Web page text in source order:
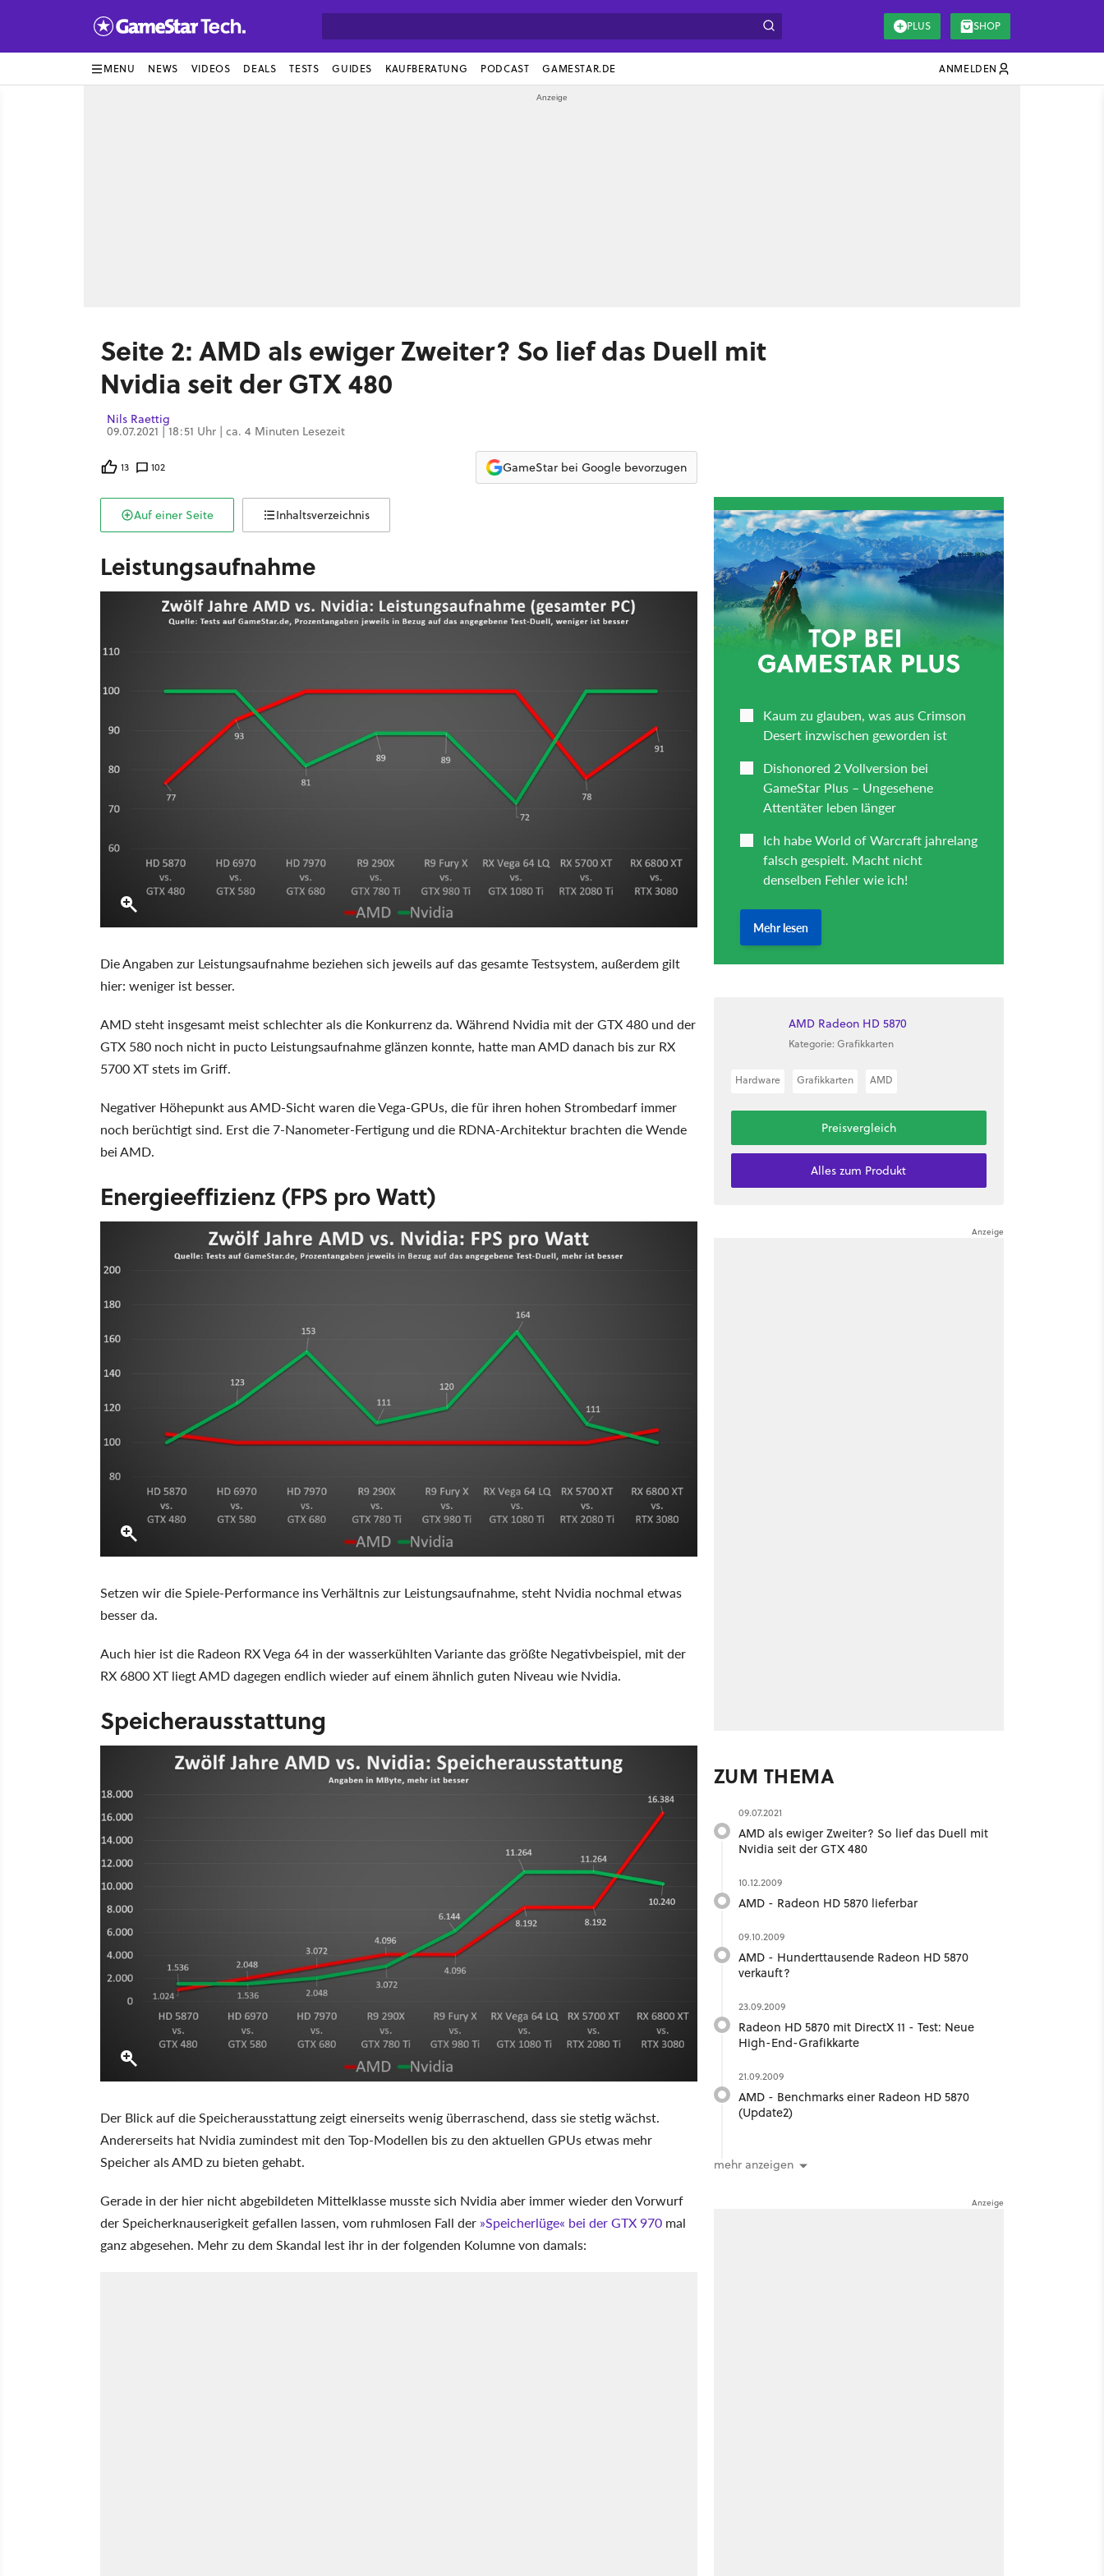
PLUS SHOP
MENU NEWS VIDEOS DEALS TESTS GUIDES KAUFBERATUNG PODCAST GAMESTAR.DE ANMELDEN
Seite 2: AMD als ewiger Zweiter? So lief das Duell mit
Nvidia seit der GTX 480
Nils Raettig
09.07.2021 | 18:51 Uhr | ca. 4 Minuten Lesezeit
13 102 GameStar bei Google bevorzugen
Auf einer Seite Inhaltsverzeichnis
Leistungsaufnahme
Die Angaben zur Leistungsaufnahme beziehen sich jeweils auf das gesamte Testsystem, außerdem gilt
hier: weniger ist besser.
AMD steht insgesamt meist schlechter als die Konkurrenz da. Während Nvidia mit der GTX 480 und der
GTX 580 noch nicht in pucto Leistungsaufnahme glänzen konnte, hatte man AMD danach bis zur RX
5700 XT stets im Griff.
Negativer Höhepunkt aus AMD-Sicht waren die Vega-GPUs, die für ihren hohen Strombedarf immer
noch berüchtigt sind. Erst die 7-Nanometer-Fertigung und die RDNA-Architektur brachten die Wende
bei AMD.
Energieeffizienz (FPS pro Watt)
Setzen wir die Spiele-Performance ins Verhältnis zur Leistungsaufnahme, steht Nvidia nochmal etwas
besser da.
Auch hier ist die Radeon RX Vega 64 in der wasserkühlten Variante das größte Negativbeispiel, mit der
RX 6800 XT liegt AMD dagegen endlich wieder auf einem ähnlich guten Niveau wie Nvidia.
Speicherausstattung
Der Blick auf die Speicherausstattung zeigt einerseits wenig überraschend, dass sie stetig wächst.
Andererseits hat Nvidia zumindest mit den Top-Modellen bis zu den aktuellen GPUs etwas mehr
Speicher als AMD zu bieten gehabt.
Gerade in der hier nicht abgebildeten Mittelklasse musste sich Nvidia aber immer wieder den Vorwurf
der Speicherknauserigkeit gefallen lassen, vom ruhmlosen Fall der »Speicherlüge« bei der GTX 970 mal
ganz abgesehen. Mehr zu dem Skandal lest ihr in der folgenden Kolumne von damals:
AMD Radeon HD 5870
Kategorie: Grafikkarten
Hardware Grafikkarten AMD
Preisvergleich
Alles zum Produkt
ZUM THEMA
09.07.2021
AMD als ewiger Zweiter? So lief das Duell mit
Nvidia seit der GTX 480
10.12.2009
AMD - Radeon HD 5870 lieferbar
09.10.2009
AMD - Hunderttausende Radeon HD 5870
verkauft?
23.09.2009
Radeon HD 5870 mit DirectX 11 - Test: Neue
High-End-Grafikkarte
21.09.2009
AMD - Benchmarks einer Radeon HD 5870
(Update2)
mehr anzeigen